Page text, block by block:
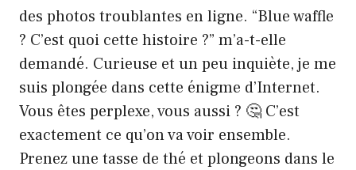
des photos troublantes en ligne. “Blue waffle
? C’est quoi cette histoire ?” m’a-t-elle
demandé. Curieuse et un peu inquiète, je me
suis plongée dans cette énigme d’Internet.
Vous êtes perplexe, vous aussi ? 🤔 C’est
exactement ce qu’on va voir ensemble.
Prenez une tasse de thé et plongeons dans le